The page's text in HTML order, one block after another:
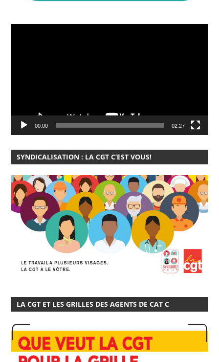
00:00 02:27
SYNDICALISATION : LA CGT C’EST VOUS!
LA CGT ET LES GRILLES DES AGENTS DE CAT C